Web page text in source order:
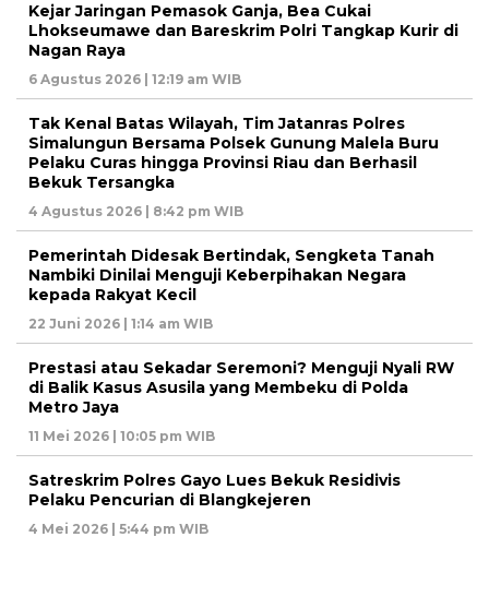
Kejar Jaringan Pemasok Ganja, Bea Cukai
Lhokseumawe dan Bareskrim Polri Tangkap Kurir di
Nagan Raya
6 Agustus 2026 | 12:19 am WIB
Tak Kenal Batas Wilayah, Tim Jatanras Polres
Simalungun Bersama Polsek Gunung Malela Buru
Pelaku Curas hingga Provinsi Riau dan Berhasil
Bekuk Tersangka
4 Agustus 2026 | 8:42 pm WIB
Pemerintah Didesak Bertindak, Sengketa Tanah
Nambiki Dinilai Menguji Keberpihakan Negara
kepada Rakyat Kecil
22 Juni 2026 | 1:14 am WIB
Prestasi atau Sekadar Seremoni? Menguji Nyali RW
di Balik Kasus Asusila yang Membeku di Polda
Metro Jaya
11 Mei 2026 | 10:05 pm WIB
Satreskrim Polres Gayo Lues Bekuk Residivis
Pelaku Pencurian di Blangkejeren
4 Mei 2026 | 5:44 pm WIB